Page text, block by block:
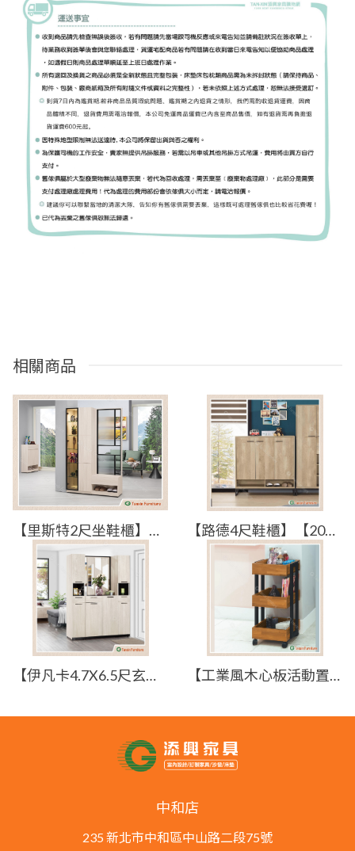
相關商品
【里斯特2尺坐鞋櫃】【2025-B1510-4】【添興家具】 【路德4尺鞋櫃】【2023-C563-2】【添興家具】
【伊凡卡4.7X6.5尺玄關組合鞋櫃(全組)】【2024-J582-2】【添興家具】 【工業風木心板活動置物櫃】【2026-E454-8】【添興家具】
中和店
235 新北市中和區中山路二段75號